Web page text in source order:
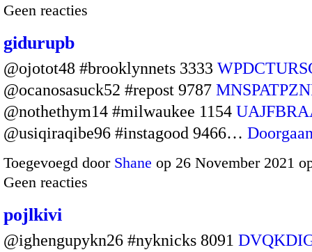
Geen reacties
gidurupb
@ojotot48 #brooklynnets 3333
@ocanosasuck52 #repost 9787
@nothethym14 #milwaukee 1154
@usiqiraqibe96 #instagood 9466…
Toegevoegd door Shane op 26 November 2021
Geen reacties
pojlkivi
@ighengupykn26 #nyknicks 8091